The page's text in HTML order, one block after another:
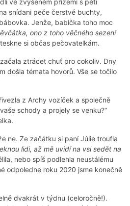
ve zvýšeném přízemí s pěti
snídani peče čerstvé buchty,
Jenže, babička toho moc
ono z toho věčného sezení
si občas pečovatelkám.
ztrácet chuť pro cokoliv. Dny
došla témata hovorů. Vše se točilo
z Archy vozíček a společně
schody a projely se venku?“
ne. Ze začátku si paní Júlie troufla
lidi, až mě uvidí na vsi sedět na
nebo spíš podlehla neustálému
odpoledne roku 2020 jsme konečně
dvakrát v týdnu (celoročně!).